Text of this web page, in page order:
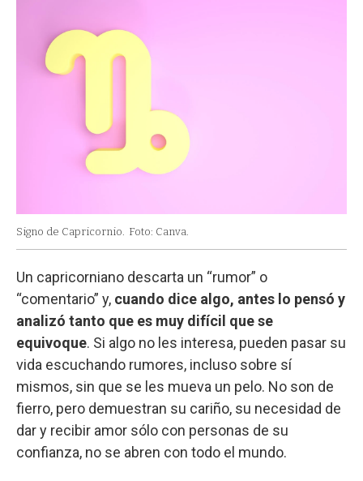
Signo de Capricornio. Foto: Canva.
Un capricorniano descarta un “rumor” o
“comentario” y, cuando dice algo, antes lo pensó y
analizó tanto que es muy difícil que se
equivoque. Si algo no les interesa, pueden pasar su
vida escuchando rumores, incluso sobre sí
mismos, sin que se les mueva un pelo. No son de
fierro, pero demuestran su cariño, su necesidad de
dar y recibir amor sólo con personas de su
confianza, no se abren con todo el mundo.